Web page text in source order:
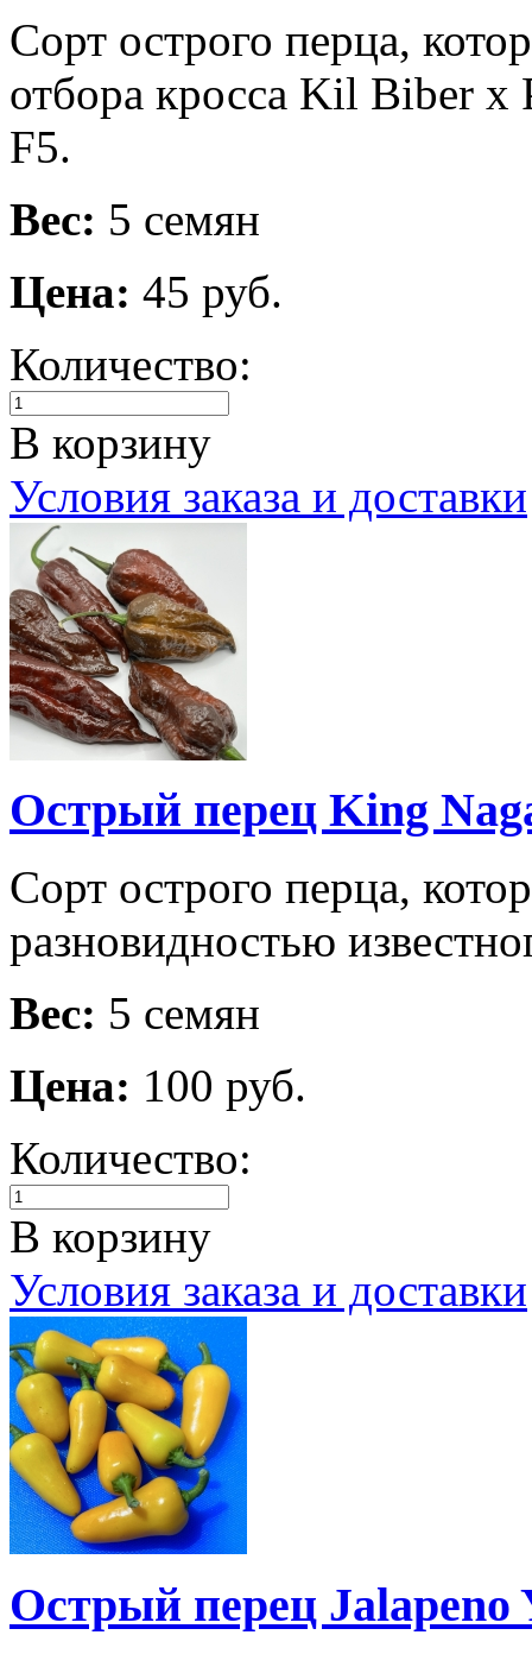
Сорт острого перца,
отбора кросса Kil Biber x
F5.
Вес: 5 семян
Цена: 45 руб.
Количество:
В корзину
Условия заказа и доставки
Острый перец King
Сорт острого перца,
разновидностью
Вес: 5 семян
Цена: 100 руб.
Количество:
В корзину
Условия заказа и доставки
Острый перец Jalapeno